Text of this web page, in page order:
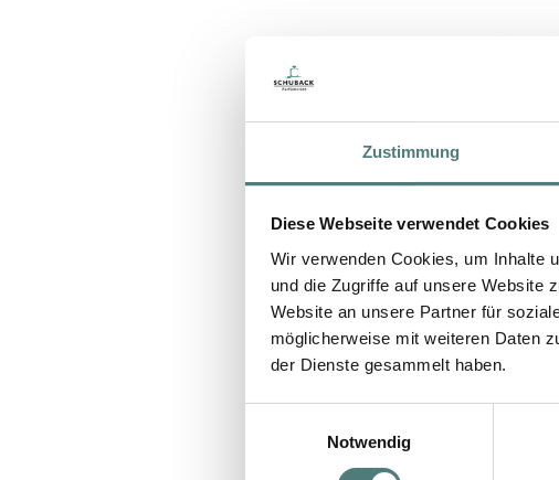
Zustimmung
Diese Webseite verwendet Cookies
Wir verwenden Cookies, um Inhalte
und die Zugriffe auf unsere Website
Website an unsere Partner für
möglicherweise mit weiteren Daten
der Dienste gesammelt haben.
Notwendig